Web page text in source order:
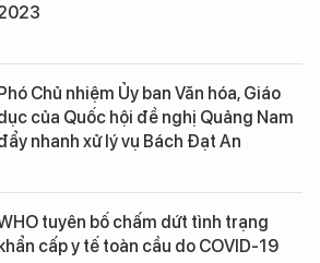
Chủ nhiệm Ủy ban Văn hóa, Giáo
của Quốc hội đề nghị Quảng Nam
nhanh xử lý vụ Bách Đạt An
tuyên bố chấm dứt tình trạng
cấp y tế toàn cầu do COVID-19